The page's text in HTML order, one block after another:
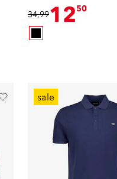
34,991250
sale